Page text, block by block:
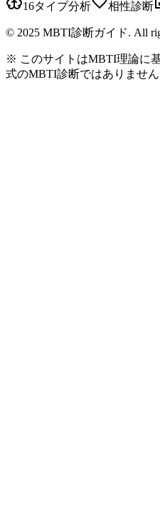
16タイプ分析
相性診断
© 2025 MBTI診断ガイド. All
※ このサイトはMBTI理論に
式のMBTI診断ではありません